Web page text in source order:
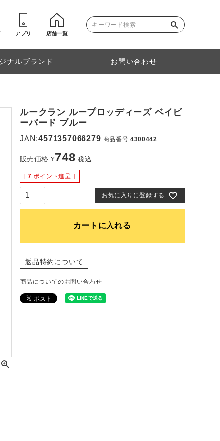
アプリ 店舗一覧
ナルブランド お問い合わせ
ルークラン ループロッディーズ ベイビ
ーバード ブルー
JAN:4571357066279 商品番号 4300442
販売価格 ¥748 税込
[ 7 ポイント進呈 ]
お気に入りに登録する
カートに入れる
返品特約について
商品についてのお問い合わせ